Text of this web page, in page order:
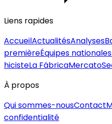
Liens rapides
AccueilActualitésAnalyses
premièreÉquipes nationales
hicisteLa FábricaMercato
À propos
Qui sommes-nousContact
confidentialité